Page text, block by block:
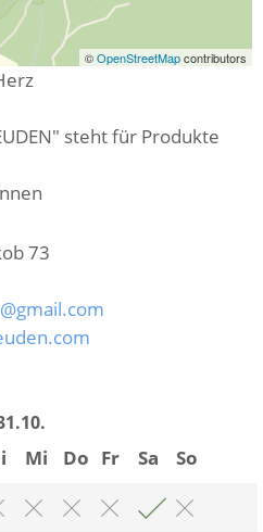
©OpenStreetMapcontributors
steht für Produkte
73
Mi Do Fr Sa
So